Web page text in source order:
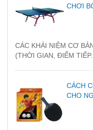
CHƠI
CÁC KHÁI NIỆM CƠ
(THỜI GIAN, ĐIỂM TIẾP...
CÁCH
CHO